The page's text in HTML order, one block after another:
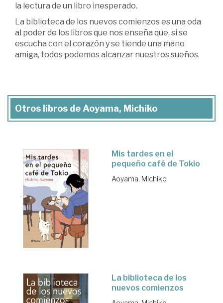
la lectura de un libro inesperado.
La biblioteca de los nuevos comienzos es una oda
al poder de los libros que nos enseña que, si se
escucha con el corazón y se tiende una mano
amiga, todos podemos alcanzar nuestros sueños.
Otros libros de Aoyama, Michiko
Mis tardes en el
pequeño café de Tokio
Aoyama, Michiko
La biblioteca de los
nuevos comienzos